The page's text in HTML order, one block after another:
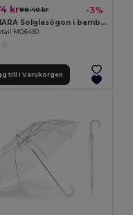
kr88.40 kr -3%
HONIARA Solglasögon i bambu med påse
MO6450
till i Varukorgen